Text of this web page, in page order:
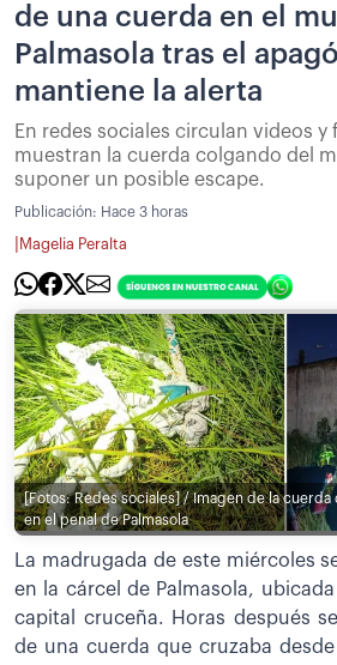
de una cuerda en el
Palmasola tras el
mantiene la alerta
En redes sociales circulan videos
muestran la cuerda colgando del
suponer un posible escape.
Publicación: Hace 3 horas
Magelia Peralta
[Fotos: Redes sociales] / Imagen de la cuerda
en el penal de Palmasola
La madrugada de este miércoles
en la cárcel de Palmasola,
capital cruceña. Horas después
de una cuerda que cruzaba